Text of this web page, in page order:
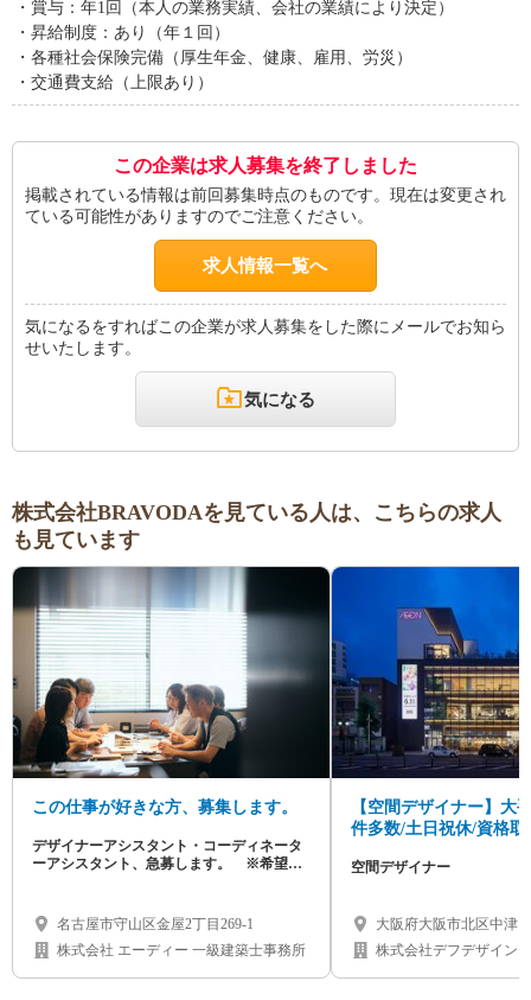
・賞与：年1回（本人の業務実績、会社の業績により決定）
・昇給制度：あり（年１回）
・各種社会保険完備（厚生年金、健康、雇用、労災）
・交通費支給（上限あり）
この企業は求人募集を終了しました
掲載されている情報は前回募集時点のものです。現在は変更され
ている可能性がありますのでご注意ください。
求人情報一覧へ
気になるをすればこの企業が求人募集をした際にメールでお知ら
せいたします。
気になる
株式会社BRAVODAを見ている人は、こちらの求人
も見ています
この仕事が好きな方、募集します。
デザイナーアシスタント・コーディネータ
ーアシスタント、急募します。 ※希望が
名古屋市守山区金屋2丁目269-1
株式会社 エーディー 一級建築士事務所
【空間デザイナー】大
件多数/土日祝休/資格
空間デザイナー
大阪府大阪市北区中津
ンビル中津4階
株式会社デフデザイン